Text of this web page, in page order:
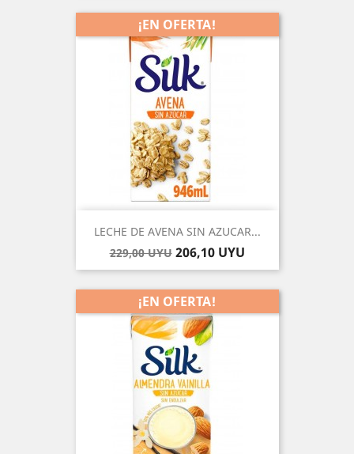
LECHE DE AVENA SIN AZUCAR...
Precio
base
229,00 UYU Precio
206,10 UYU
¡EN OFERTA!
¡EN OFERTA!